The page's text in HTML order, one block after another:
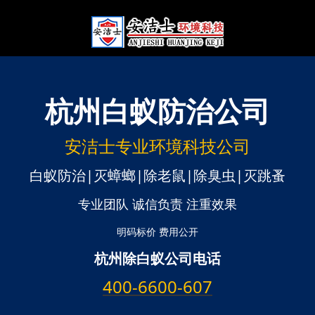
杭州白蚁防治公司
安洁士专业环境科技公司
白蚁防治|灭蟑螂|除老鼠|除臭虫|灭跳蚤
专业团队 诚信负责 注重效果
明码标价 费用公开
杭州除白蚁公司电话
400-6600-607